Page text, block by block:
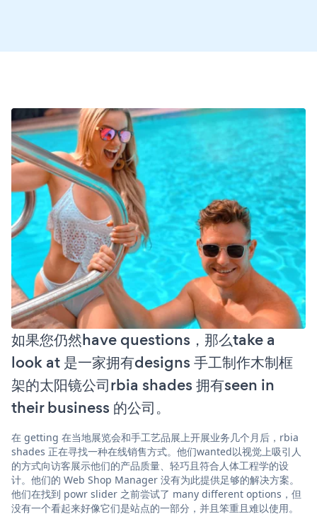
如果您仍然have questions，那么take a
look at 是一家拥有designs 手工制作木制框
架的太阳镜公司rbia shades 拥有seen in
their business 的公司。
在 getting 在当地展览会和手工艺品展上开展业务几个月后，rbia
shades 正在寻找一种在线销售方式。他们wanted以视觉上吸引人
的方式向访客展示他们的产品质量、轻巧且符合人体工程学的设
计。他们的 Web Shop Manager 没有为此提供足够的解决方案。
他们在找到 powr slider 之前尝试了 many different options，但
没有一个看起来好像它们是站点的一部分，并且笨重且难以使用。